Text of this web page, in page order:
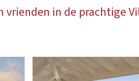
in de prachtige